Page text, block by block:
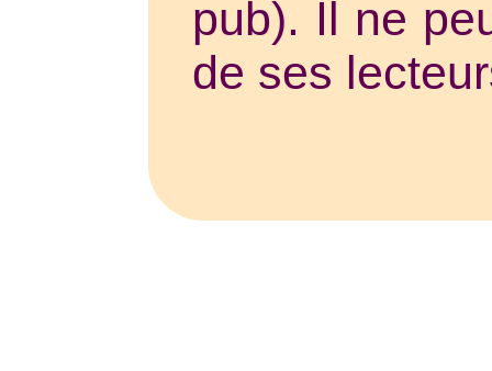
pub). Il ne
de ses